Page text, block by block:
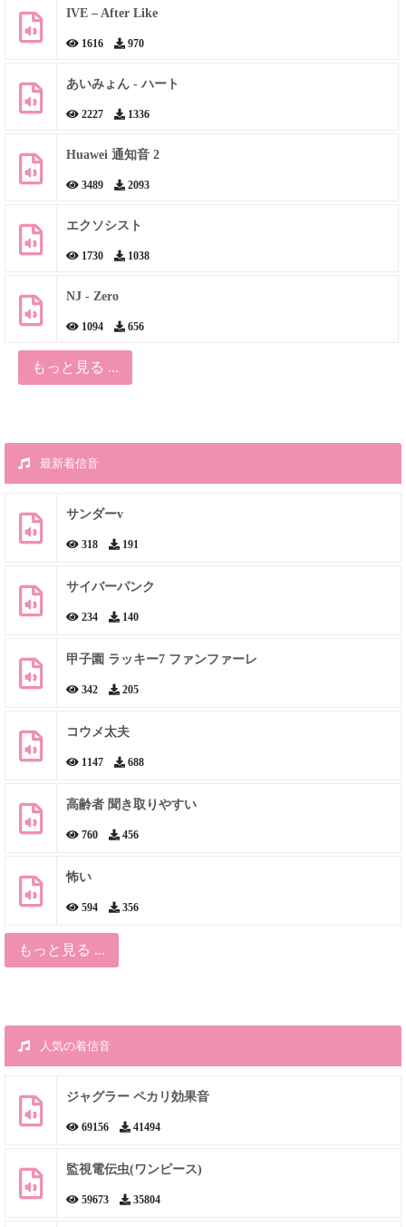
IVE – After Like
1616 970
あいみょん - ハート
2227 1336
Huawei 通知音 2
3489 2093
エクソシスト
1730 1038
NJ - Zero
1094 656
もっと見る ...
最新着信音
サンダーv
318 191
サイバーパンク
234 140
甲子園 ラッキー7 ファンファーレ
342 205
コウメ太夫
1147 688
高齢者 聞き取りやすい
760 456
怖い
594 356
もっと見る ...
人気の着信音
ジャグラー ペカリ効果音
69156 41494
監視電伝虫(ワンピース)
59673 35804